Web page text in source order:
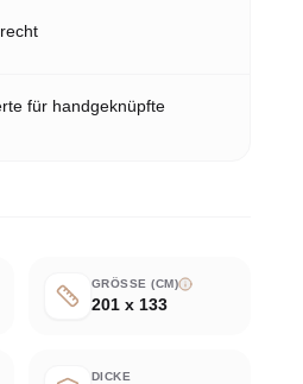
für handgeknüpfte
GRÖSSE (CM)
201 x 133
DICKE